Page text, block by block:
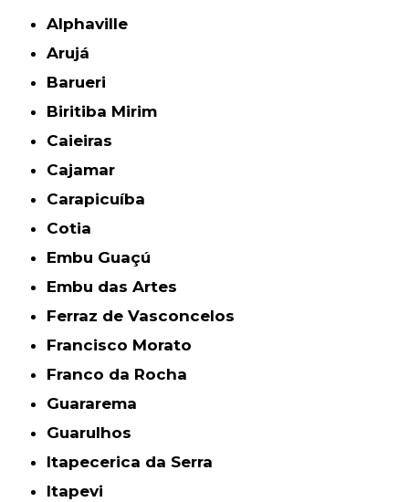
Alphaville
Arujá
Barueri
Biritiba Mirim
Caieiras
Cajamar
Carapicuíba
Cotia
Embu Guaçú
Embu das Artes
Ferraz de Vasconcelos
Francisco Morato
Franco da Rocha
Guararema
Guarulhos
Itapecerica da Serra
Itapevi